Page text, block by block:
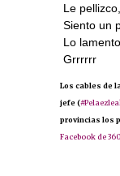
 Le
 Siento
 Lo
 Grrrrrr
Los cables de
jefe (
provincias los
Facebook de